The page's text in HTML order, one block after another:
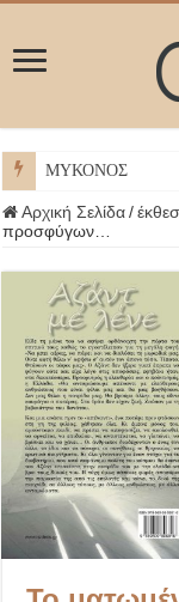
ΜΥΚΟΝΟΣ
Αρχική Σελίδα /
προσφύγων…